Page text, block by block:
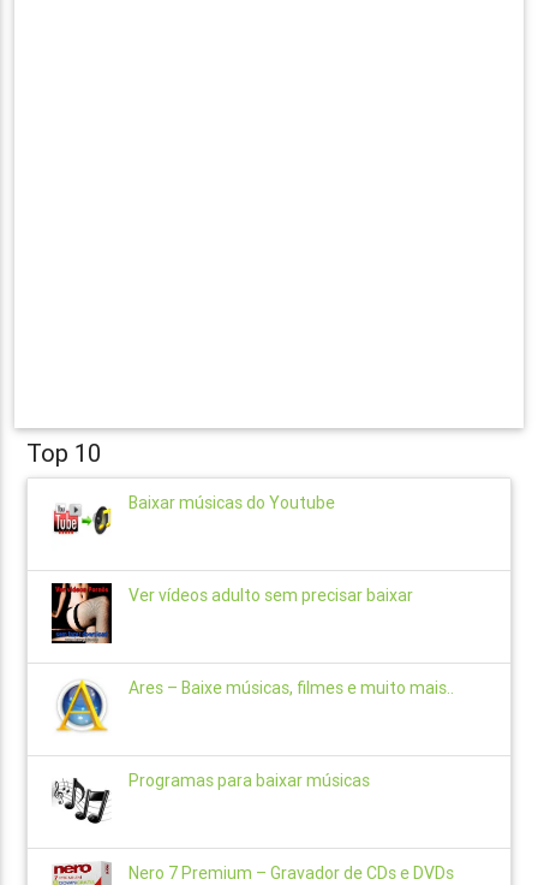
Top 10
Baixar músicas do Youtube
Ver vídeos adulto sem precisar baixar
Ares – Baixe músicas, filmes e muito mais..
Programas para baixar músicas
Nero 7 Premium – Gravador de CDs e DVDs